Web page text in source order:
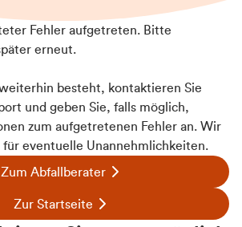
Fehler aufgetreten. Bitte
erneut.
weiterhin besteht, kontaktieren Sie
und geben Sie, falls möglich,
zum aufgetretenen Fehler an. Wir
für eventuelle Unannehmlichkeiten.
Zum Abfallberater
Zur Startseite